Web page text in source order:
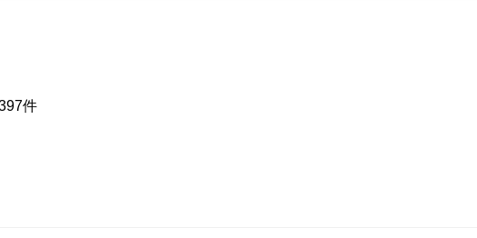
件